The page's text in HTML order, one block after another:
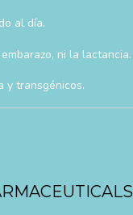
al día.
ni la lactancia.
y transgénicos.